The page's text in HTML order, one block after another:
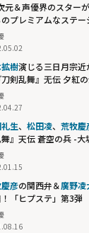
元＆声優界のスター
のプレミアムなステー
樹演じる三日月宗
剣乱舞』无伝 夕紅
生、 松田凌、 荒牧慶
』天伝 蒼空の兵 -
彦の関西弁＆廣野凌
「ヒプステ」第3弾